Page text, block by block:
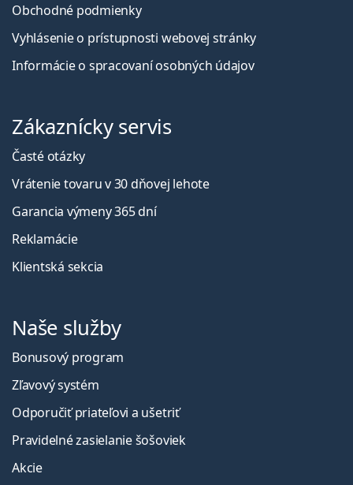
Obchodné podmienky
Vyhlásenie o prístupnosti webovej stránky
Informácie o spracovaní osobných údajov
Zákaznícky servis
Časté otázky
Vrátenie tovaru v 30 dňovej lehote
Garancia výmeny 365 dní
Reklamácie
Klientská sekcia
Naše služby
Bonusový program
Zľavový systém
Odporučiť priateľovi a ušetriť
Pravidelné zasielanie šošoviek
Akcie